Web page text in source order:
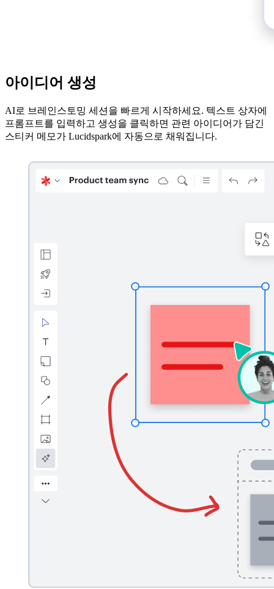
아이디어 생성
AI로 브레인스토밍 세션을 빠르게 시작하세요. 텍스트 상자에
프롬프트를 입력하고 생성을 클릭하면 관련 아이디어가 담긴
스티커 메모가 Lucidspark에 자동으로 채워집니다.